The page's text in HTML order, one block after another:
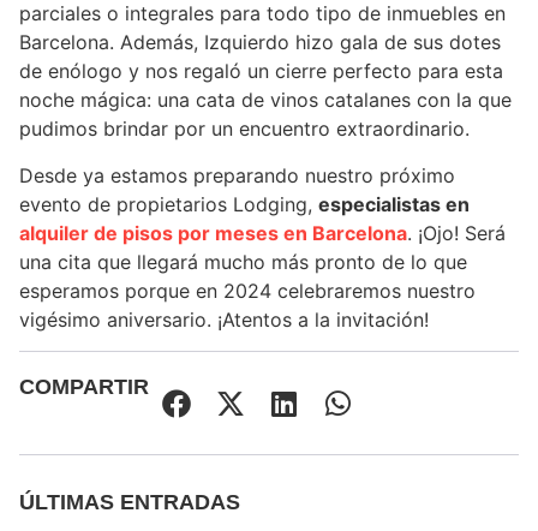
parciales o integrales para todo tipo de inmuebles en
Barcelona. Además, Izquierdo hizo gala de sus dotes
de enólogo y nos regaló un cierre perfecto para esta
noche mágica: una cata de vinos catalanes con la que
pudimos brindar por un encuentro extraordinario.
Desde ya estamos preparando nuestro próximo
evento de propietarios Lodging, especialistas en
alquiler de pisos por meses en Barcelona. ¡Ojo! Será
una cita que llegará mucho más pronto de lo que
esperamos porque en 2024 celebraremos nuestro
vigésimo aniversario. ¡Atentos a la invitación!
COMPARTIR
ÚLTIMAS ENTRADAS